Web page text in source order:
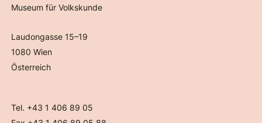
Museum für Volkskunde
Laudongasse 15–19
1080 Wien
Österreich
Tel. +43 1 406 89 05